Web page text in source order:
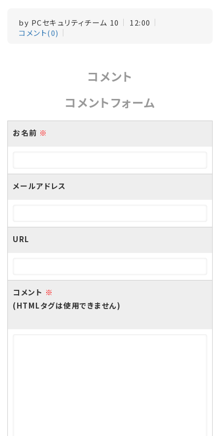
by PCセキュリティチーム 10
12:00
コメント(0)
コメント
コメントフォーム
お名前 ※
メールアドレス
URL
コメント ※
(HTMLタグは使用できません)